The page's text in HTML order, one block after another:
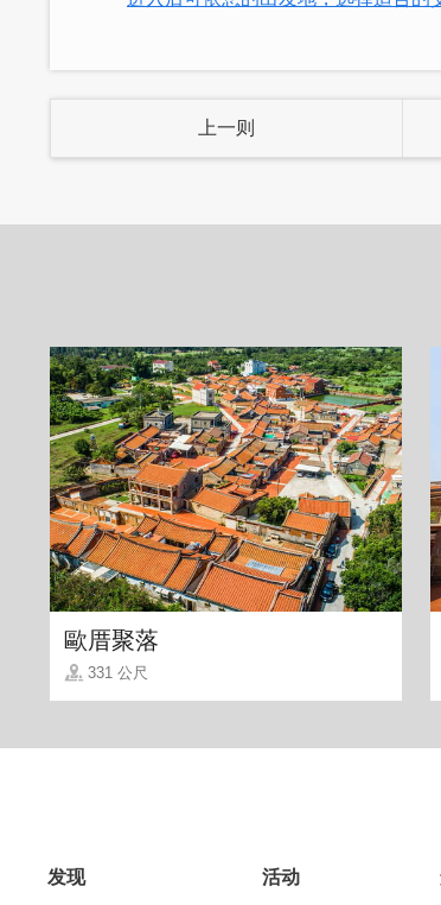
上一则
歐厝聚落
331 公尺
发现
活动